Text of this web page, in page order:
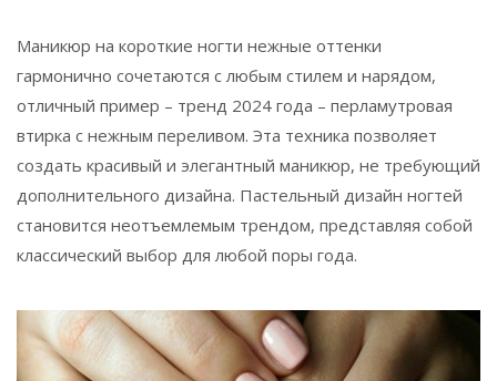
Маникюр на короткие ногти нежные оттенки
гармонично сочетаются с любым стилем и нарядом,
отличный пример – тренд 2024 года – перламутровая
втирка с нежным переливом. Эта техника позволяет
создать красивый и элегантный маникюр, не требующий
дополнительного дизайна. Пастельный дизайн ногтей
становится неотъемлемым трендом, представляя собой
классический выбор для любой поры года.